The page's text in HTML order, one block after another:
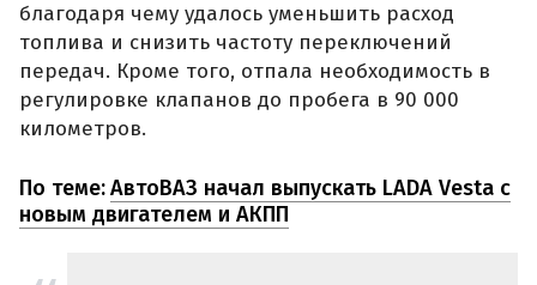
благодаря чему удалось уменьшить расход
топлива и снизить частоту переключений
передач. Кроме того, отпала необходимость в
регулировке клапанов до пробега в 90 000
километров.
По теме:АвтоВАЗ начал выпускать LADA Vesta с
новым двигателем и АКПП